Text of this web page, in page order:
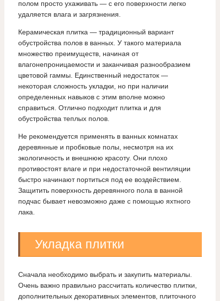
полом просто ухаживать — с его поверхности легко
удаляется влага и загрязнения.
Керамическая плитка — традиционный вариант
обустройства полов в ванных. У такого материала
множество преимуществ, начиная от
влагонепроницаемости и заканчивая разнообразием
цветовой гаммы. Единственный недостаток —
некоторая сложность укладки, но при наличии
определенных навыков с этим вполне можно
справиться. Отлично подходит плитка и для
обустройства теплых полов.
Не рекомендуется применять в ванных комнатах
деревянные и пробковые полы, несмотря на их
экологичность и внешнюю красоту. Они плохо
противостоят влаге и при недостаточной вентиляции
быстро начинают портиться под ее воздействием.
Защитить поверхность деревянного пола в ванной
подчас бывает невозможно даже с помощью яхтного
лака.
Укладка плитки
Сначала необходимо выбрать и закупить материалы.
Очень важно правильно рассчитать количество плитки,
дополнительных декоративных элементов, плиточного